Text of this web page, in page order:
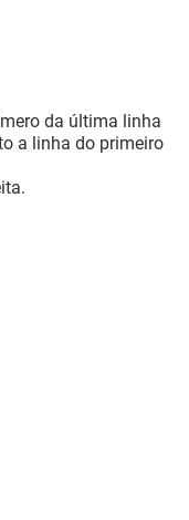
da última linha
a linha do primeiro